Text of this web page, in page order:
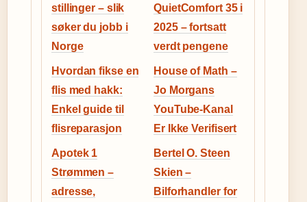
stillinger – slik
søker du jobb i
Norge
QuietComfort 35 i
2025 – fortsatt
verdt pengene
Hvordan fikse en
flis med hakk:
Enkel guide til
flisreparasjon
House of Math –
Jo Morgans
YouTube-Kanal
Er Ikke Verifisert
Apotek 1
Strømmen –
adresse,
Bertel O. Steen
Skien –
Bilforhandler for